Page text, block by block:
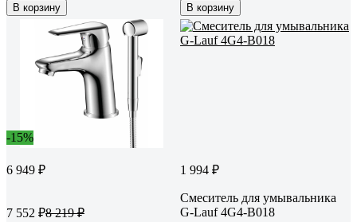
В корзину В корзину
-15%
6 949 ₽
7 552 ₽8 219 ₽
1 994 ₽
Смеситель для умывальника
G-Lauf 4G4-B018